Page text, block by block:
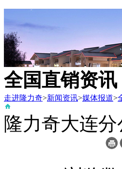
全国直销资讯
走进隆力奇>新闻资讯>媒体报道>
隆力奇大连